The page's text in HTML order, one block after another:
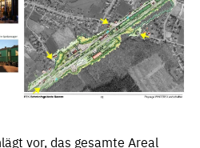
vor, das gesamte Areal